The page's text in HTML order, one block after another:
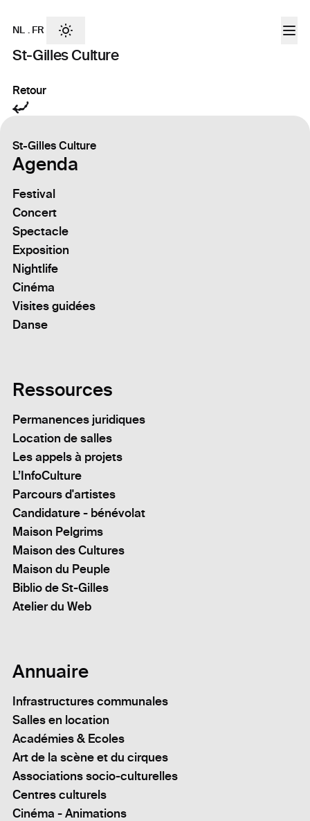
St-Gilles Culture
NL . FR
Retour
St-Gilles Culture
Agenda
Festival
Concert
Spectacle
Exposition
Nightlife
Cinéma
Visites guidées
Danse
Ressources
Permanences juridiques
Location de salles
Les appels à projets
L’InfoCulture
Parcours d'artistes
Candidature - bénévolat
Maison Pelgrims
Maison des Cultures
Maison du Peuple
Biblio de St-Gilles
Atelier du Web
Annuaire
Infrastructures communales
Salles en location
Académies & Ecoles
Art de la scène et du cirques
Associations socio-culturelles
Centres culturels
Cinéma - Animations